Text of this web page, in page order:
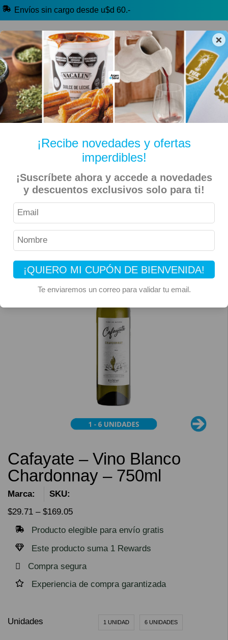
×
¡Recibe novedades y ofertas
imperdibles!
¡Suscríbete ahora y accede a novedades
y descuentos exclusivos solo para ti!
¡QUIERO MI CUPÓN DE BIENVENIDA!
Te enviaremos un correo para validar tu email.
Envíos sin cargo desde u$d 60.-
🔥 Alfajores y Golosinas
🧉 Clásicos argentinos 🏷️ Todas las categorías
Inicio Bebidas
Con Alcohol (+18)
Vinos, Espumantes y Sidras (+18)
Blanco (+18)
Cafayate – Vino Blanco Chardonnay – 750ml
Cafayate – Vino Blanco
Chardonnay – 750ml
Marca:
SKU:
$29.71 – $169.05
Producto elegible para envío gratis
Este producto suma 1 Rewards
Compra segura
Experiencia de compra garantizada
Unidades 1 UNIDAD 6 UNIDADES